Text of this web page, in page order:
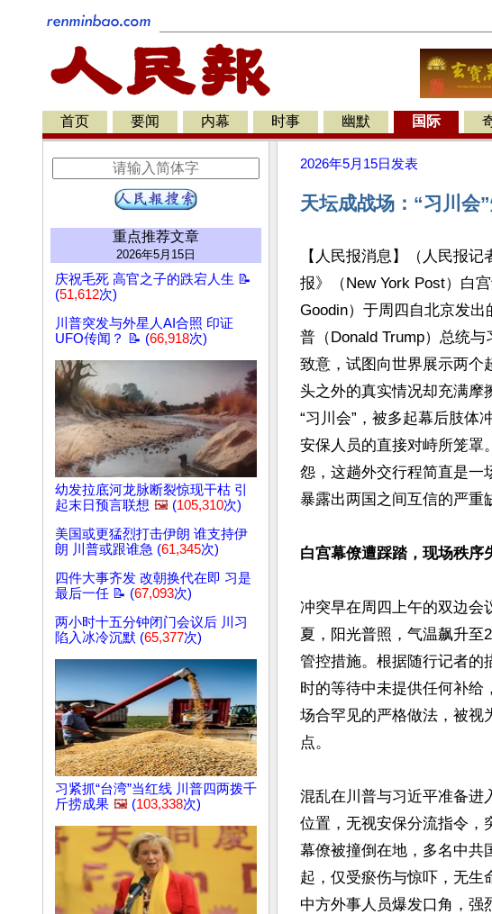
首页 要闻 内幕 时事 幽默 国际
重点推荐文章
2026年5月15日
庆祝毛死 高官之子的跌宕人生 📝
(51,612次)
川普突发与外星人AI合照 印证
UFO传闻？ 📝 (66,918次)
幼发拉底河龙脉断裂惊现干枯 引
起末日预言联想 🖼️ (105,310次)
美国或更猛烈打击伊朗 谁支持伊
朗 川普或跟谁急 (61,345次)
四件大事齐发 改朝换代在即 习是
最后一任 📝 (67,093次)
两小时十五分钟闭门会议后 川习
陷入冰冷沉默 (65,377次)
习紧抓“台湾”当红线 川普四两拨千
斤捞成果 🖼️ (103,338次)
2026年5月15日 发表
天坛成战场：“习川会
【人民报消息】（人民报记
报》（New York Post）白
Goodin）于周四自北京发出
普（Donald Trump）总统
致意，试图向世界展示两个
头之外的真实情况却充满摩
“习川会”，被多起幕后肢体
安保人员的直接对峙所笼罩
怨，这趟外交行程简直是一
暴露出两国之间互信的严重
白宫幕僚遭踩踏，现场秩序
冲突早在周四上午的双边会
夏，阳光普照，气温飙升至
管控措施。根据随行记者的
时的等待中未提供任何补给
场合罕见的严格做法，被视
点。
混乱在川普与习近平准备进
位置，无视安保分流指令，
幕僚被撞倒在地，多名中共
起，仅受瘀伤与惊吓，无生
中方外事人员爆发口角，强